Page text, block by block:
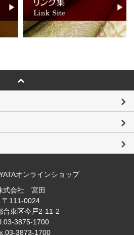
オンラインショップ
式会社 宮田
〒111-0024
台東区今戸2-11-2
.03-3875-1700
.03-3873-1700